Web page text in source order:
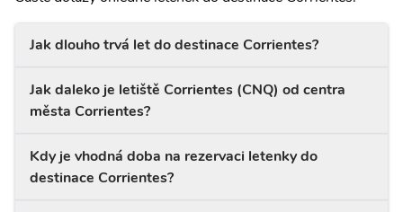
Jak dlouho trvá let do destinace Corrientes?
Jak daleko je letiště Corrientes (CNQ) od centra
města Corrientes?
Kdy je vhodná doba na rezervaci letenky do
destinace Corrientes?